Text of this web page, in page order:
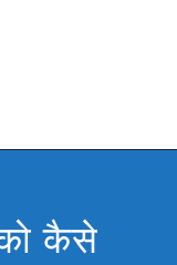
कैसे